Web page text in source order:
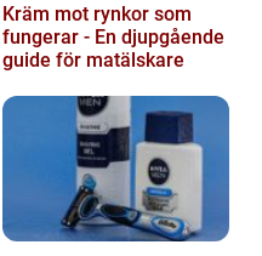
Kräm mot rynkor som
fungerar - En djupgående
guide för matälskare